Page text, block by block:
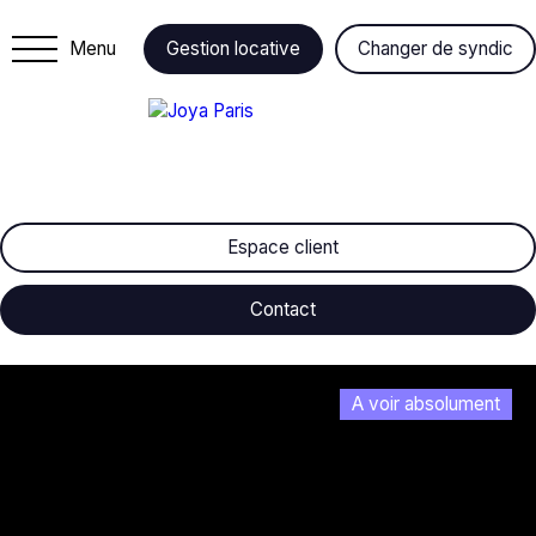
Menu Gestion locative Changer de syndic
Espace client
Contact
A voir absolument